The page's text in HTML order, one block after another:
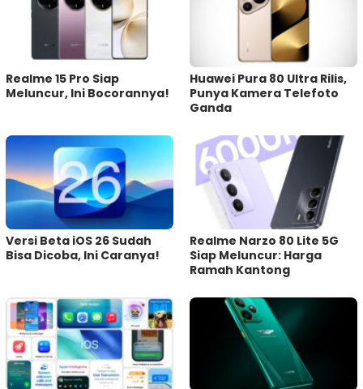
Realme 15 Pro Siap
Meluncur, Ini Bocorannya!
Huawei Pura 80 Ultra Rilis,
Punya Kamera Telefoto
Ganda
Versi Beta iOS 26 Sudah
Bisa Dicoba, Ini Caranya!
Realme Narzo 80 Lite 5G
Siap Meluncur: Harga
Ramah Kantong